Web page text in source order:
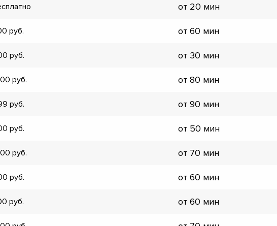
от 20 мин
от 60 мин
от 30 мин
от 80 мин
от 90 мин
от 50 мин
от 70 мин
от 60 мин
от 60 мин